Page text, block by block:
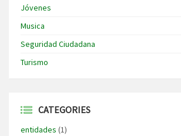
Jóvenes
Musica
Seguridad Ciudadana
Turismo
CATEGORIES
entidades (1)